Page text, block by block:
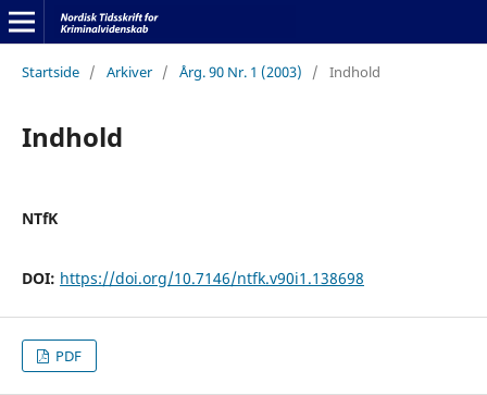
Startside / Arkiver / Årg. 90 Nr. 1 (2003) / Indhold
Indhold
NTfK
DOI: https://doi.org/10.7146/ntfk.v90i1.138698
PDF